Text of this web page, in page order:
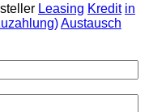
Leasing Kredit in
Austausch